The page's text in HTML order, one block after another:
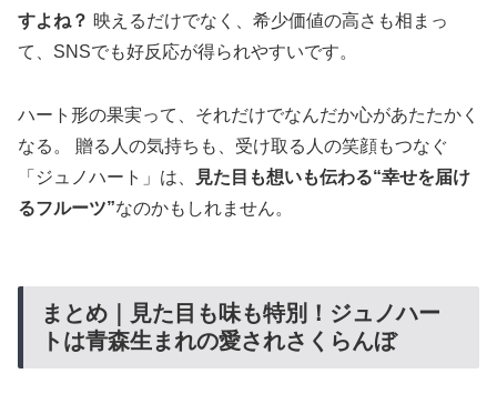
すよね？ 映えるだけでなく、希少価値の高さも相まっ
て、SNSでも好反応が得られやすいです。
ハート形の果実って、それだけでなんだか心があたたかく
なる。 贈る人の気持ちも、受け取る人の笑顔もつなぐ
「ジュノハート」は、
見た目も想いも伝わる“幸せを届け
るフルーツ”なのかもしれません。
まとめ｜見た目も味も特別！ジュノハー
トは青森生まれの愛されさくらんぼ